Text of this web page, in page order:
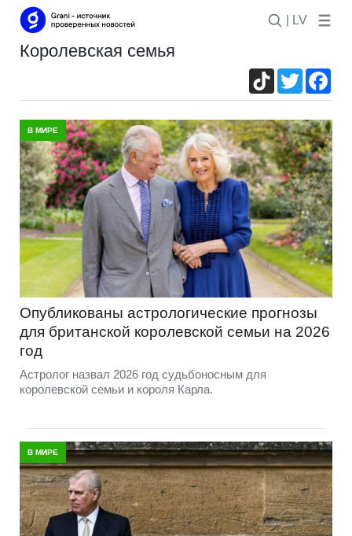
| LV
королевская семья
TikTokTwitter
В МИРЕ
Опубликованы астрологические прогнозы
для британской королевской семьи на 2026
год
Астролог назвал 2026 год судьбоносным для
королевской семьи и короля Карла.
В МИРЕ